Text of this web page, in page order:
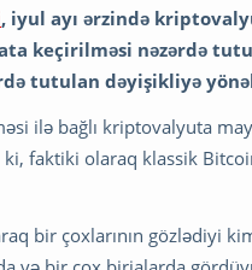
, iyul ayı ərzində
keçirilməsi nəzərdə
tutulan dəyişikliyə
ilə bağlı kriptovalyuta
ki, faktiki olaraq klassik
bir çoxlarının gözlədiyi